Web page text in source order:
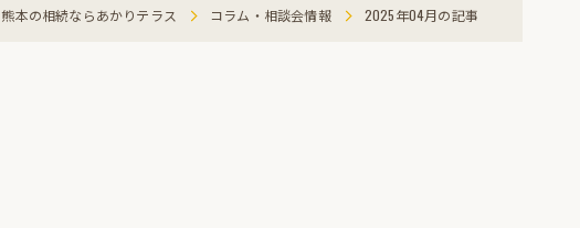
熊本の相続ならあかりテラス コラム・相談会情報 2025年04月の記事